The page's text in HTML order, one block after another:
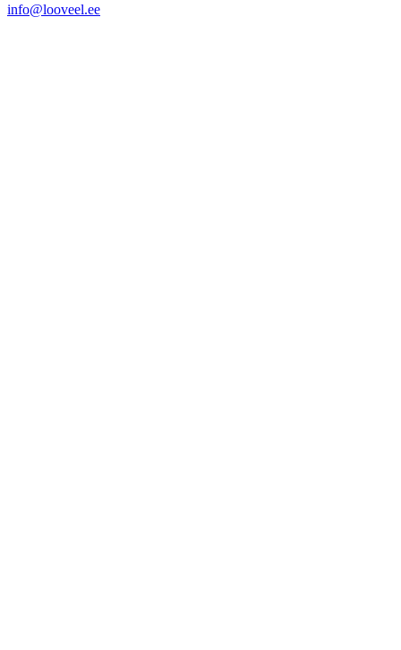
info@looveel.ee